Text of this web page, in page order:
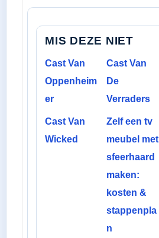
MIS DEZE NIET
Cast Van
Oppenheim
er
Cast Van
De
Verraders
Cast Van
Wicked
Zelf een tv
meubel met
sfeerhaard
maken:
kosten &
stappenpla
n